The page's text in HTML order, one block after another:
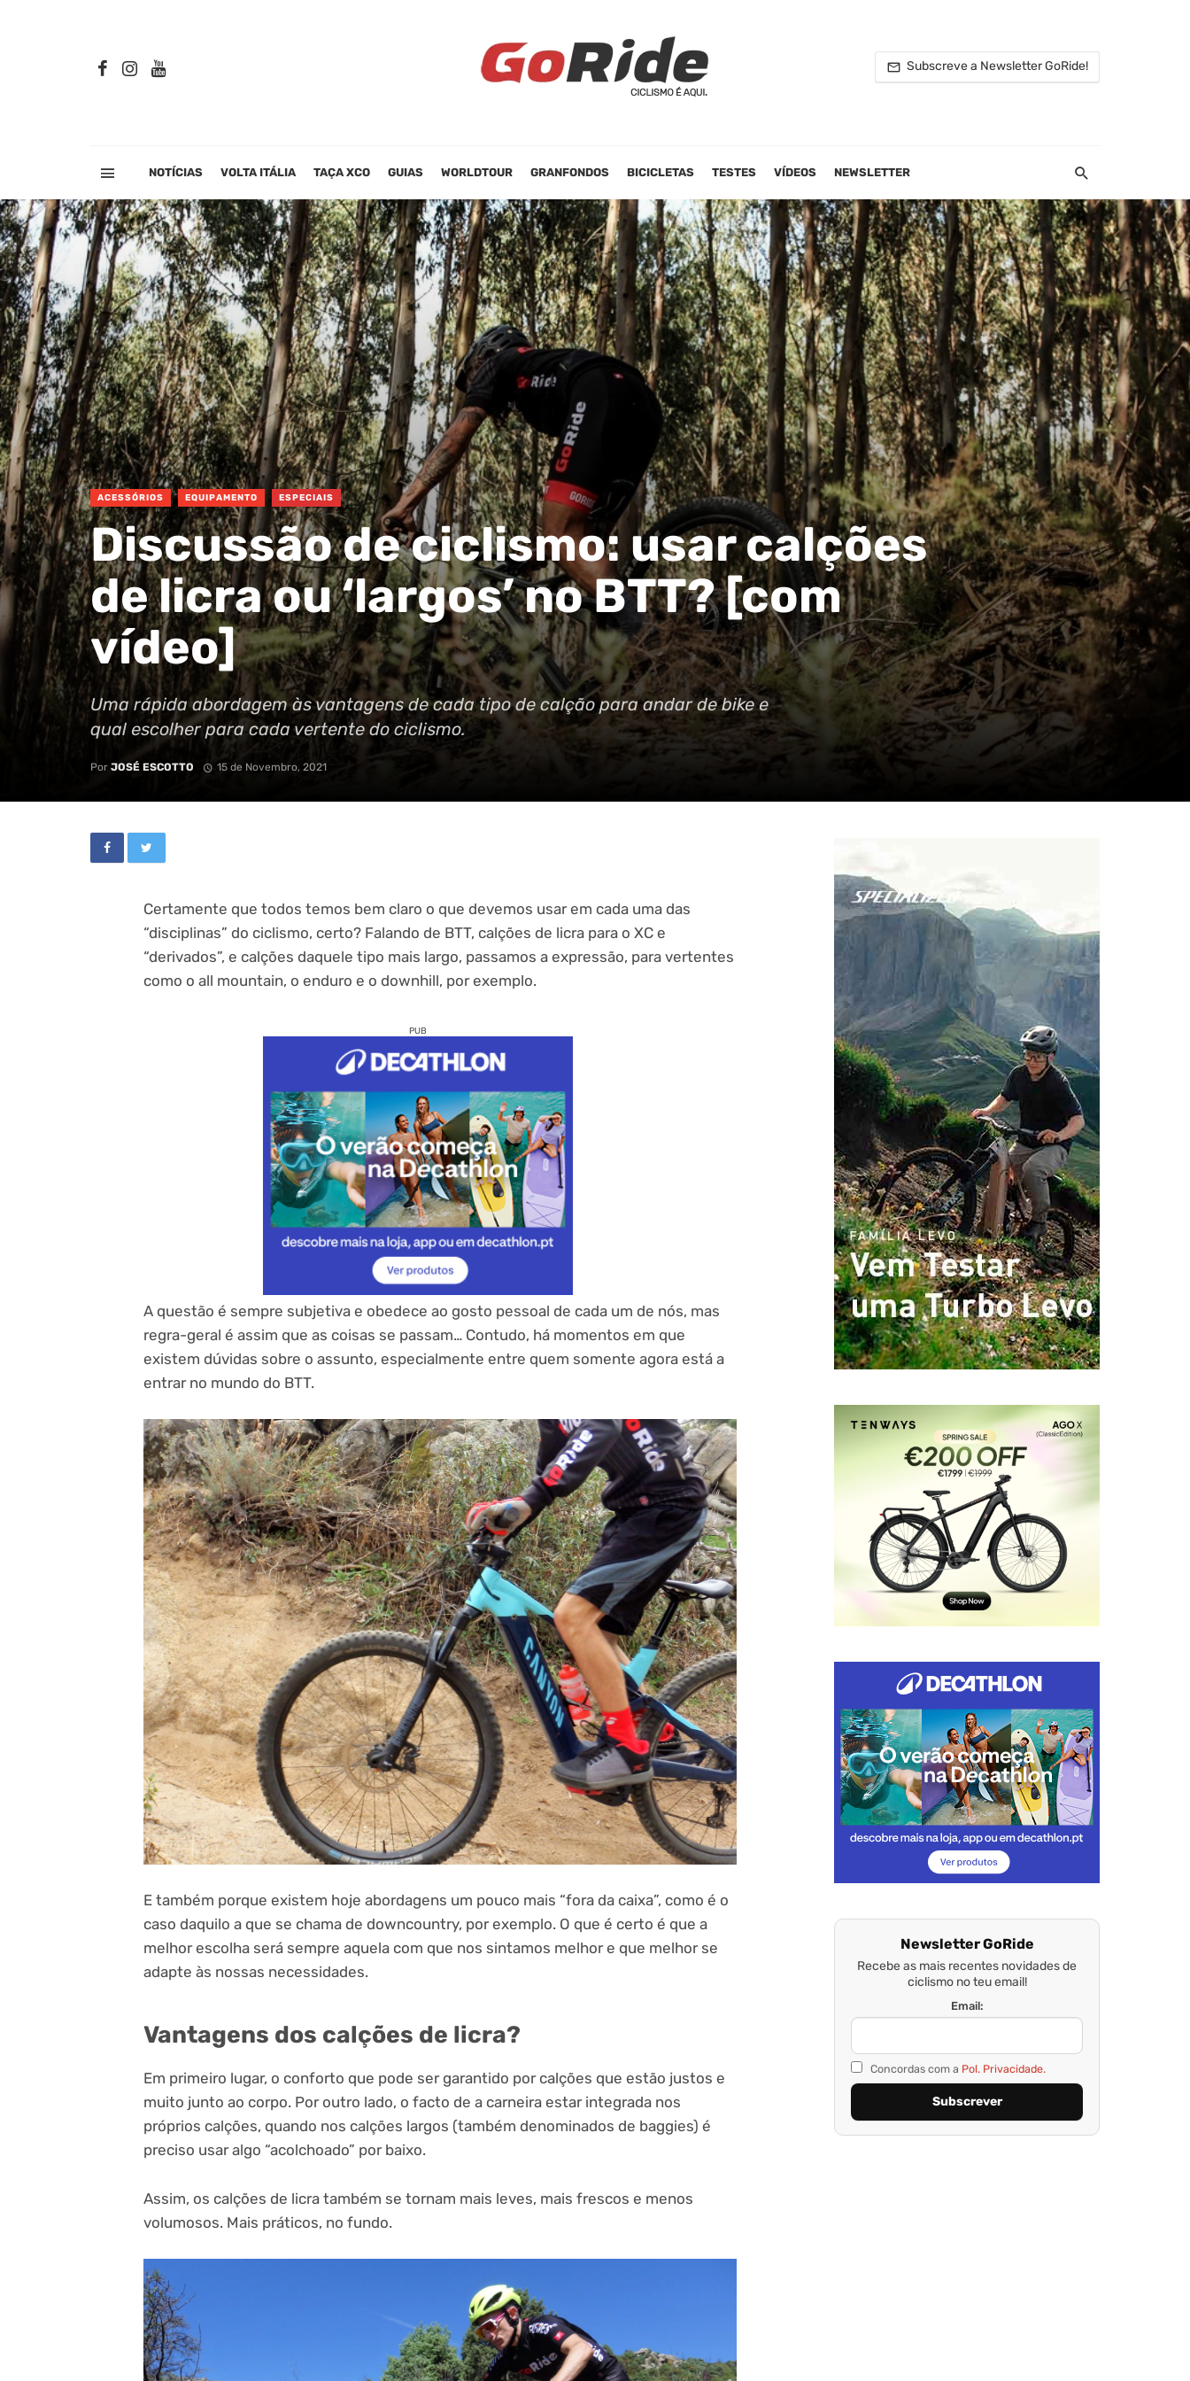
Subscreve a Newsletter GoRide!
NOTÍCIAS VOLTA ITÁLIA TAÇA XCO GUIAS WORLDTOUR GRANFONDOS BICICLETAS TESTES VÍDEOS NEWSLETTER
ACESSÓRIOS EQUIPAMENTO ESPECIAIS
Discussão de ciclismo: usar calções
de licra ou ‘largos’ no BTT? [com
vídeo]
Uma rápida abordagem às vantagens de cada tipo de calção para andar de bike e
qual escolher para cada vertente do ciclismo.
Por JOSÉ ESCOTTO 15 de Novembro, 2021
Certamente que todos temos bem claro o que devemos usar em cada uma das
“disciplinas” do ciclismo, certo? Falando de BTT, calções de licra para o XC e
“derivados”, e calções daquele tipo mais largo, passamos a expressão, para vertentes
como o all mountain, o enduro e o downhill, por exemplo.
PUB
A questão é sempre subjetiva e obedece ao gosto pessoal de cada um de nós, mas
regra-geral é assim que as coisas se passam… Contudo, há momentos em que
existem dúvidas sobre o assunto, especialmente entre quem somente agora está a
entrar no mundo do BTT.
E também porque existem hoje abordagens um pouco mais “fora da caixa”, como é o
caso daquilo a que se chama de downcountry, por exemplo. O que é certo é que a
melhor escolha será sempre aquela com que nos sintamos melhor e que melhor se
adapte às nossas necessidades.
Vantagens dos calções de licra?
Em primeiro lugar, o conforto que pode ser garantido por calções que estão justos e
muito junto ao corpo. Por outro lado, o facto de a carneira estar integrada nos
próprios calções, quando nos calções largos (também denominados de baggies) é
preciso usar algo “acolchoado” por baixo.
Assim, os calções de licra também se tornam mais leves, mais frescos e menos
volumosos. Mais práticos, no fundo.
Newsletter GoRide
Recebe as mais recentes novidades de
ciclismo no teu email!
Email:
Concordas com a Pol. Privacidade.